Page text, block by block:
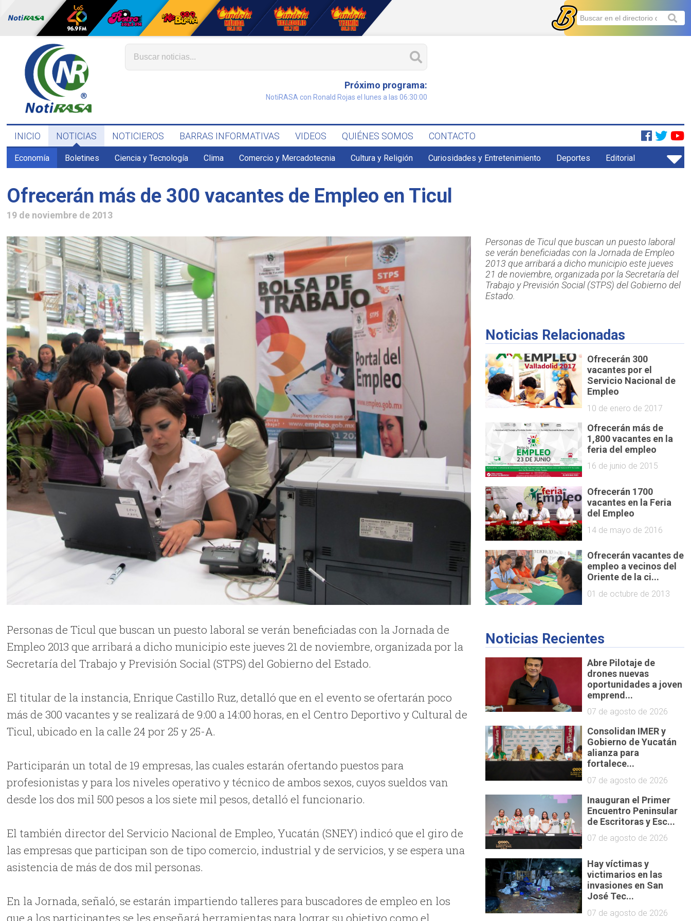
Próximo programa:
NotiRASA con Ronald Rojas el lunes a las 06:30:00
INICIO NOTICIAS NOTICIEROS BARRAS INFORMATIVAS VIDEOS QUIÉNES SOMOS CONTACTO
Economía Boletines Ciencia y Tecnología Clima Comercio y Mercadotecnia Cultura y Religión Curiosidades y Entretenimiento Deportes Editorial
Ofrecerán más de 300 vacantes de Empleo en Ticul
19 de noviembre de 2013
Personas de Ticul que buscan un puesto laboral se verán beneficiadas con la Jornada de
Empleo 2013 que arribará a dicho municipio este jueves 21 de noviembre, organizada por la
Secretaría del Trabajo y Previsión Social (STPS) del Gobierno del Estado.
El titular de la instancia, Enrique Castillo Ruz, detalló que en el evento se ofertarán poco
más de 300 vacantes y se realizará de 9:00 a 14:00 horas, en el Centro Deportivo y Cultural de
Ticul, ubicado en la calle 24 por 25 y 25-A.
Participarán un total de 19 empresas, las cuales estarán ofertando puestos para
profesionistas y para los niveles operativo y técnico de ambos sexos, cuyos sueldos van
desde los dos mil 500 pesos a los siete mil pesos, detalló el funcionario.
El también director del Servicio Nacional de Empleo, Yucatán (SNEY) indicó que el giro de
las empresas que participan son de tipo comercio, industrial y de servicios, y se espera una
asistencia de más de dos mil personas.
En la Jornada, señaló, se estarán impartiendo talleres para buscadores de empleo en los
que a los participantes se les enseñará herramientas para lograr su objetivo como el
Personas de Ticul que buscan un puesto laboral
se verán beneficiadas con la Jornada de Empleo
2013 que arribará a dicho municipio este jueves
21 de noviembre, organizada por la Secretaría del
Trabajo y Previsión Social (STPS) del Gobierno del
Estado.
Noticias Relacionadas
Ofrecerán 300
vacantes por el
Servicio Nacional de
Empleo
10 de enero de 2017
Ofrecerán más de
1,800 vacantes en la
feria del empleo
16 de junio de 2015
Ofrecerán 1700
vacantes en la Feria
del Empleo
14 de mayo de 2016
Ofrecerán vacantes de
empleo a vecinos del
Oriente de la ci...
01 de octubre de 2013
Noticias Recientes
Abre Pilotaje de
drones nuevas
oportunidades a joven
emprend...
07 de agosto de 2026
Consolidan IMER y
Gobierno de Yucatán
alianza para
fortalece...
07 de agosto de 2026
Inauguran el Primer
Encuentro Peninsular
de Escritoras y Esc...
07 de agosto de 2026
Hay víctimas y
victimarios en las
invasiones en San
José Tec...
07 de agosto de 2026